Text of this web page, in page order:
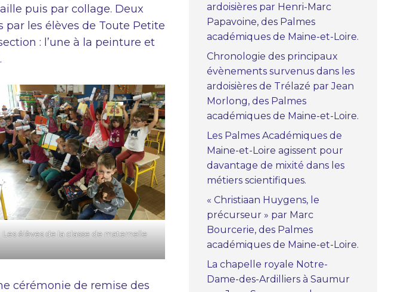
puis par collage. Deux
par les élèves de Toute Petite
: l’une à la peinture et
Les élèves de la classe de maternelle
cérémonie de remise des
ardoisières par Henri-Marc
Papavoine, des Palmes
académiques de Maine-et-Loire.
Chronologie des principaux
évènements survenus dans les
ardoisières de Trélazé par Jean
Morlong, des Palmes
académiques de Maine-et-Loire.
Les Palmes Académiques de
Maine-et-Loire agissent pour
davantage de mixité dans les
métiers scientifiques.
« Christiaan Huygens, le
précurseur » par Marc
Bourcerie, des Palmes
académiques de Maine-et-Loire.
La chapelle royale Notre-
Dame-des-Ardilliers à Saumur